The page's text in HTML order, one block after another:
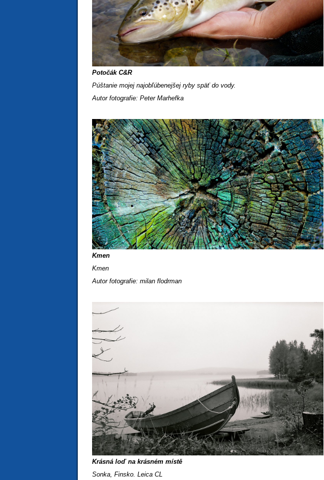
Potočák C&R
Púštanie mojej najobľúbenejšej ryby späť do vody.
Autor fotografie: Peter Marhefka
Kmen
Kmen
Autor fotografie: milan flodrman
Krásná loď na krásném místě
Sonka, Finsko. Leica CL